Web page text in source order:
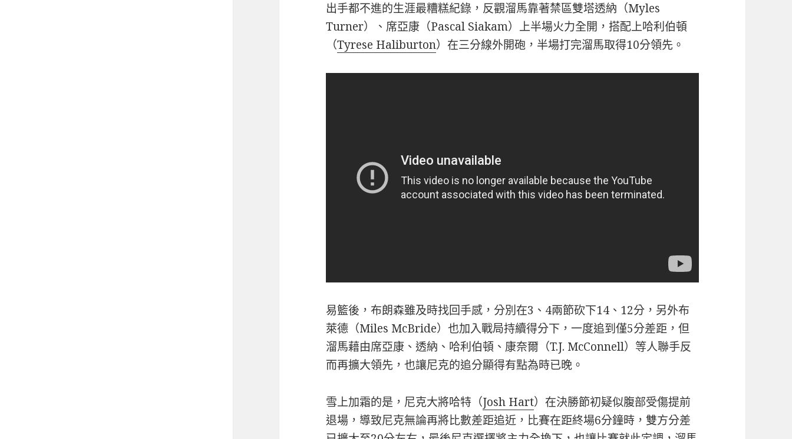
出手都不進的生涯最糟糕紀錄，反觀溜馬靠著禁區雙塔透納（Myles
Turner）、席亞康（Pascal Siakam）上半場火力全開，搭配上哈利伯頓
（Tyrese Haliburton）在三分線外開砲，半場打完溜馬取得10分領先。
易籃後，布朗森雖及時找回手感，分別在3、4兩節砍下14、12分，另外布
萊德（Miles McBride）也加入戰局持續得分下，一度追到僅5分差距，但
溜馬藉由席亞康、透納、哈利伯頓、康奈爾（T.J. McConnell）等人聯手反
而再擴大領先，也讓尼克的追分顯得有點為時已晚。
雪上加霜的是，尼克大將哈特（Josh Hart）在決勝節初疑似腹部受傷提前
退場，導致尼克無論再將比數差距追近，比賽在距終場6分鐘時，雙方分差